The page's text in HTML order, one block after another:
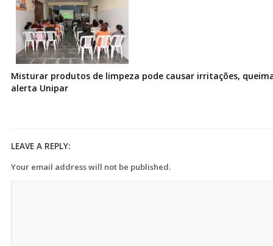
Misturar produtos de limpeza pode causar irritações,
alerta Unipar
LEAVE A REPLY:
Your email address will not be published.